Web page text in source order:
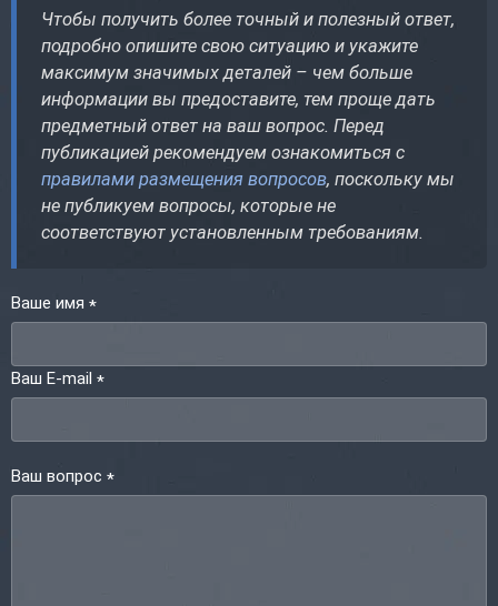
Чтобы получить более точный и полезный ответ,
подробно опишите свою ситуацию и укажите
максимум значимых деталей – чем больше
информации вы предоставите, тем проще дать
предметный ответ на ваш вопрос. Перед
публикацией рекомендуем ознакомиться с
правилами размещения вопросов, поскольку мы
не публикуем вопросы, которые не
соответствуют установленным требованиям.
Ваше имя *
Ваш E-mail *
Ваш вопрос *